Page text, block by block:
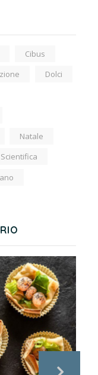
Cibus
Dolci
Natale